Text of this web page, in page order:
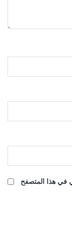
في هذا المتصفح